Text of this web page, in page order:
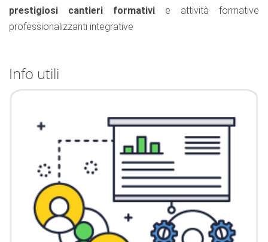
prestigiosi cantieri formativi e attività formative
professionalizzanti integrative
Info utili